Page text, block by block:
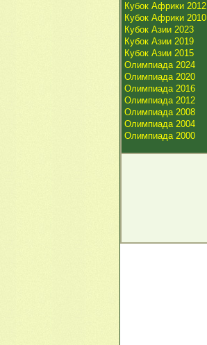
Кубок Африки 2012
Кубок Африки 2010
Кубок Азии 2023
Кубок Азии 2019
Кубок Азии 2015
Олимпиада 2024
Олимпиада 2020
Олимпиада 2016
Олимпиада 2012
Олимпиада 2008
Олимпиада 2004
Олимпиада 2000